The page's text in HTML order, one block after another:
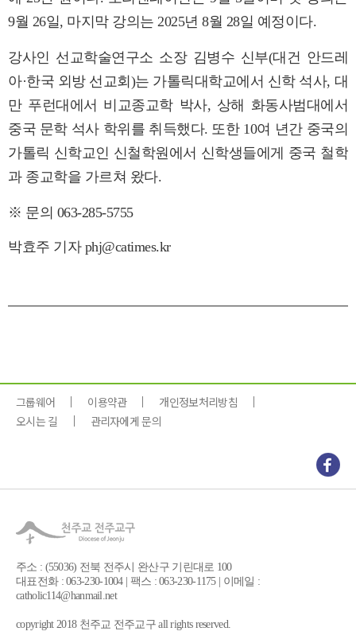
9월 26일, 마지막 강의는 2025년 8월 28일 예정이다.
강사인 선교학술연구소 소장 김병수 신부(대건 안드레
아·한국 외방 선교회)는 가톨릭대학교에서 신학 석사, 대
만 푸런대에서 비교종교학 박사, 상해 화동사범대에서
중국 문학 석사 학위를 취득했다. 또한 10여 년간 중국의
가톨릭 신학교인 신철학원에서 신학생들에게 중국 철학
과 종교학을 가르쳐 왔다.
※ 문의 063-285-5755
박효주 기자 phj@catimes.kr
그룹웨어 이용약관
개인정보처리방침
오시는 길
관리자에게 문의
주소 : (55036) 전북 전주시 완산구 기린대로 100
대표전화 : 063-230-1004 | 팩스 : 063-230-1175 | 이메일 :
catholic114@hanmail.net
copyright 2018 천주교 전주교구 all rights reserved.